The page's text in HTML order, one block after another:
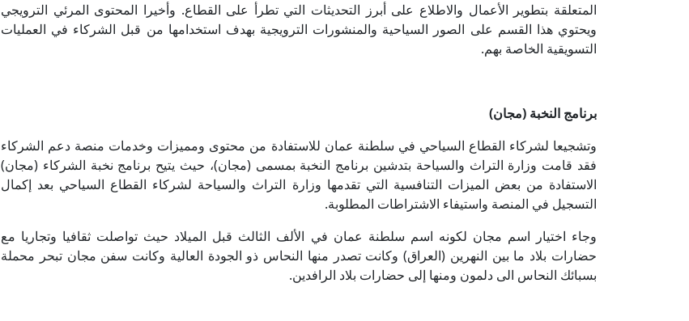
المتعلقة بتطوير الأعمال والاطلاع على أبرز التحديثات التي تطرأ على القطاع. وأخيرا المحتوى المرئي الترويجي
ويحتوي هذا القسم على الصور السياحية والمنشورات الترويجية بهدف استخدامها من قبل الشركاء في العمليات
التسويقية الخاصة بهم.
برنامج النخبة (مجان)
وتشجيعا لشركاء القطاع السياحي في سلطنة عمان للاستفادة من محتوى ومميزات وخدمات منصة دعم الشركاء
فقد قامت وزارة التراث والسياحة بتدشين برنامج النخبة بمسمى (مجان)، حيث يتيح برنامج نخبة الشركاء (مجان)
الاستفادة من بعض الميزات التنافسية التي تقدمها وزارة التراث والسياحة لشركاء القطاع السياحي بعد إكمال
التسجيل في المنصة واستيفاء الاشتراطات المطلوبة.
وجاء اختيار اسم مجان لكونه اسم سلطنة عمان في الألف الثالث قبل الميلاد حيث تواصلت ثقافيا وتجاريا مع
حضارات بلاد ما بين النهرين (العراق) وكانت تصدر منها النحاس ذو الجودة العالية وكانت سفن مجان تبحر محملة
بسبائك النحاس الى دلمون ومنها إلى حضارات بلاد الرافدين.